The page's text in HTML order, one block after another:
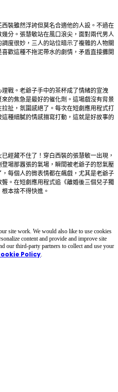
裝雖然浮誇但莫名合適他的人設。不過在
分。張慧敏站在風口浪尖，面對兩代男人
度很妙，三人的站位暗示了複雜的人物關
歡這種不拖泥帶水的劇情，矛盾直接攤開
戰。老爺子手中的茶杯成了情緒的宣洩
的焦急是最好的催化劑。這場戲沒有背景
扯，氛圍感絕了。每次在短劇應用程式打
種細膩的情感描寫打動，這就是好故事的
經藏不住了！穿白西裝的張慧敏一出現，
場那囂張的氣場，瞬間被老爺子的怒氣壓
每個人的微表情都在飆戲，尤其是老爺子
。在短劇應用程式追《離婚後三個兒子獨
本捨不得快進。
site work. We would also like to use cookies
content and provide and improve site
our third-party partners to collect and use your
Policy.